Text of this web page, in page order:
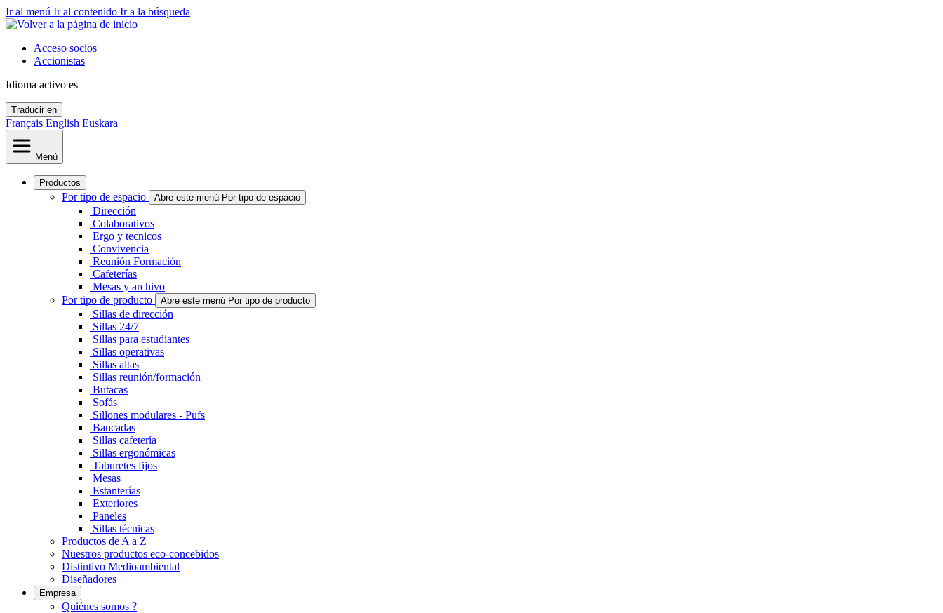
Ir al menú Ir al contenido Ir a la búsqueda
Acceso socios
Accionistas
Idioma activo es
Traducir en
Français English Euskara
Menú
Productos
Por tipo de espacio Abre este menú Por tipo de espacio
Dirección
Colaborativos
Ergo y tecnicos
Convivencia
Reunión Formación
Cafeterías
Mesas y archivo
Por tipo de producto
Abre este menú Por tipo de producto
Sillas de dirección
Sillas 24/7
Sillas para estudiantes
Sillas operativas
Sillas altas
Sillas reunión/formación
Butacas
Sofás
Sillones modulares - Pufs
Bancadas
Sillas cafetería
Sillas ergonómicas
Taburetes fijos
Mesas
Estanterías
Exteriores
Paneles
Sillas técnicas
Productos de A a Z
Nuestros productos eco-concebidos
Distintivo Medioambiental
Diseñadores
Empresa
Quiénes somos ?